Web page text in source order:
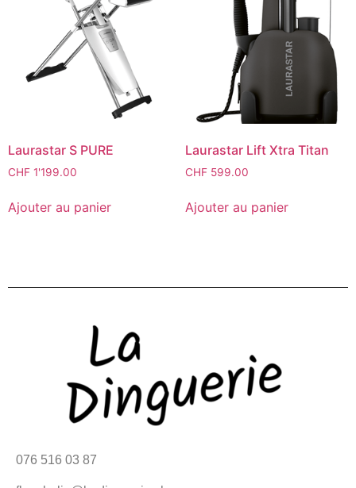
Laurastar S PURE
CHF 1'199.00
Ajouter au panier
Laurastar Lift Xtra Titan
CHF599.00
Ajouter au panier
076 516 03 87